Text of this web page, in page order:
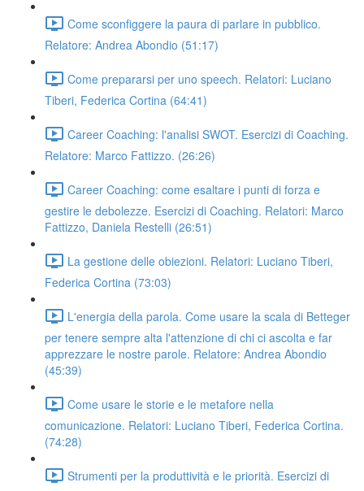
Come sconfiggere la paura di parlare in pubblico.
Relatore: Andrea Abondio (51:17)
Come prepararsi per uno speech. Relatori: Luciano
Tiberi, Federica Cortina (64:41)
Career Coaching: l'analisi SWOT. Esercizi di Coaching.
Relatore: Marco Fattizzo. (26:26)
Career Coaching: come esaltare i punti di forza e
gestire le debolezze. Esercizi di Coaching. Relatori: Marco
Fattizzo, Daniela Restelli (26:51)
La gestione delle obiezioni. Relatori: Luciano Tiberi,
Federica Cortina (73:03)
L'energia della parola. Come usare la scala di Betteger
per tenere sempre alta l'attenzione di chi ci ascolta e far
apprezzare le nostre parole. Relatore: Andrea Abondio
(45:39)
Come usare le storie e le metafore nella
comunicazione. Relatori: Luciano Tiberi, Federica Cortina.
(74:28)
Strumenti per la produttività e le priorità. Esercizi di